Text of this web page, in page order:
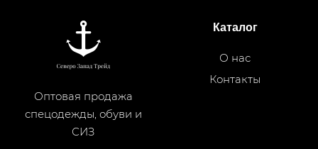
Оптовая продажа
спецодежды, обуви и
СИЗ
Каталог
О нас
Контакты